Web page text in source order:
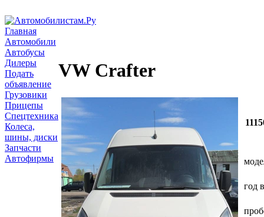
Главная
Автомобили
Автобусы
Дилеры
Подать
объявление
Грузовики
Прицепы
Спецтехника
Колеса,
шины, диски
Запчасти
Автофирмы
VW Crafter
год